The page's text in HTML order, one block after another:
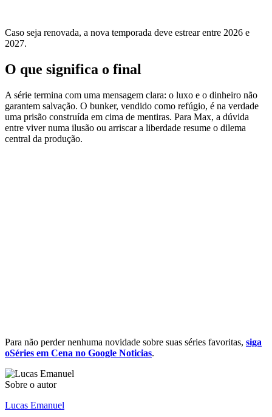
Caso seja renovada, a nova temporada deve estrear entre 2026 e
2027.
O que significa o final
A série termina com uma mensagem clara: o luxo e o dinheiro não
garantem salvação. O bunker, vendido como refúgio, é na verdade
uma prisão construída em cima de mentiras. Para Max, a dúvida
entre viver numa ilusão ou arriscar a liberdade resume o dilema
central da produção.
Para não perder nenhuma novidade sobre suas séries favoritas, siga
oSéries em Cena no Google Noticias.
Sobre o autor
Lucas Emanuel